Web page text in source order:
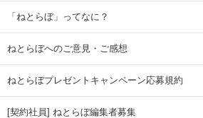
「ねとらぼ」ってなに？
ねとらぼへのご意見・ご感想
ねとらぼプレゼントキャンペーン応募規約
[契約社員] ねとらぼ編集者募集